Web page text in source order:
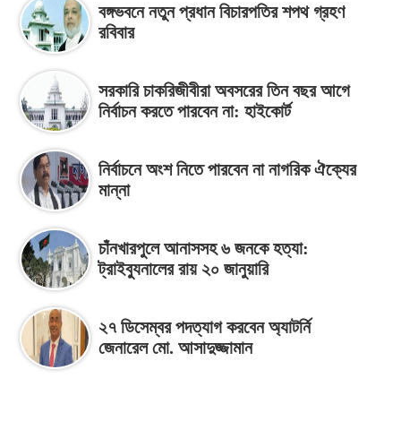
বঙ্গভবনে নতুন প্রধান বিচারপতির শপথ গ্রহণ
রবিবার
সরকারি চাকরিজীবীরা অবসরের তিন বছর আগে
নির্বাচন করতে পারবেন না: হাইকোর্ট
নির্বাচনে অংশ নিতে পারবেন না নাগরিক ঐক্যের
মান্না
চাঁনখারপুলে আনাসসহ ৬ জনকে হত্যা:
ট্রাইব্যুনালের রায় ২০ জানুয়ারি
২৭ ডিসেম্বর পদত্যাগ করবেন অ্যাটর্নি
জেনারেল মো. আসাদুজ্জামান